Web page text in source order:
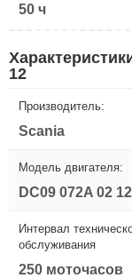
50 ч
12
Производитель:
Scania
Модель двигателя:
DC09 072A 02 12
Интервал
обслуживания
250 моточасов